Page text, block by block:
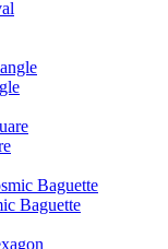
Baguette